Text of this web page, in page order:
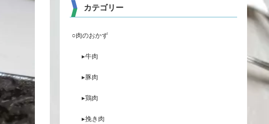
カテゴリー
○肉のおかず
▸牛肉
▸豚肉
▸鶏肉
▸挽き肉